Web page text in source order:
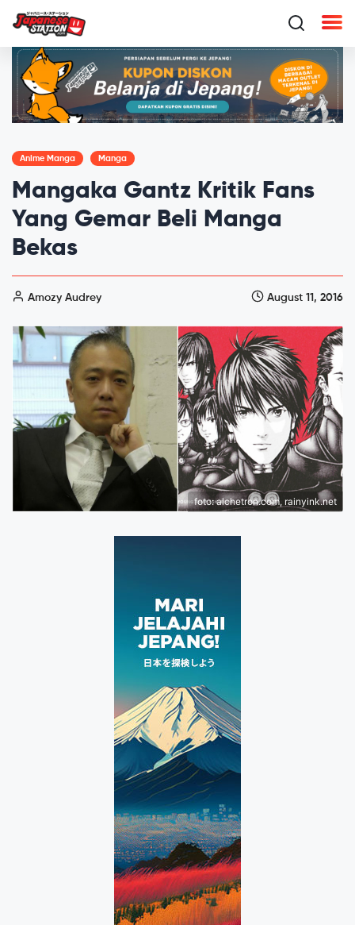
Anime Manga Manga
Mangaka Gantz Kritik Fans
Yang Gemar Beli Manga
Bekas
Amozy Audrey August 11, 2016
foto: alchetron.com, rainyink.net